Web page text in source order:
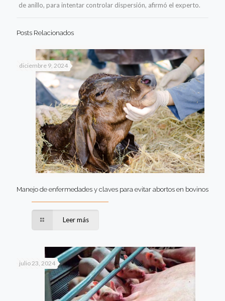
de anillo, para intentar controlar dispersión, afirmó el experto.
Posts Relacionados
diciembre 9, 2024
Manejo de enfermedades y claves para evitar abortos en bovinos
Leer más
julio 23, 2024